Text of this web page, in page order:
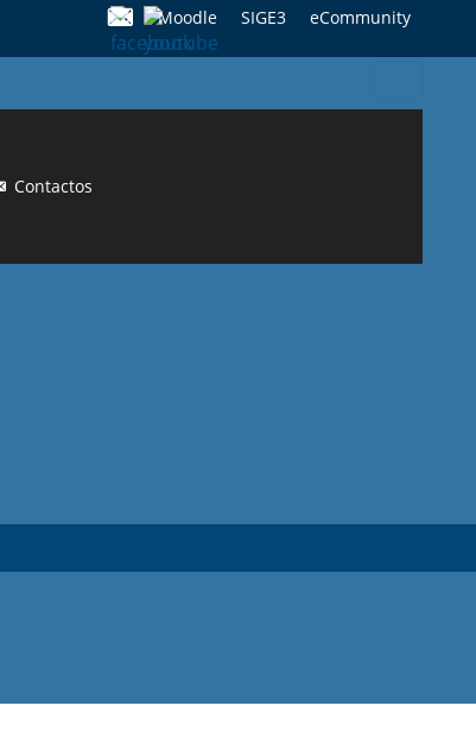
Moodle SIGE3 eCommunity
for:
Contactos